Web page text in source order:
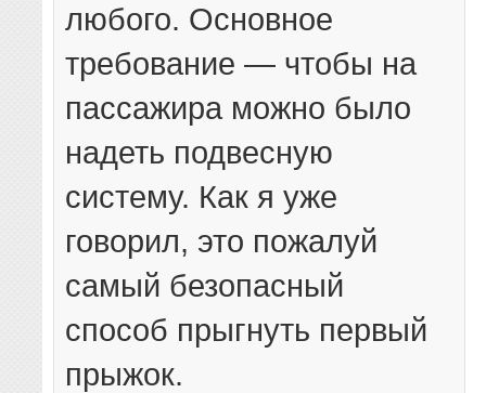
любого. Основное
требование — чтобы на
пассажира можно было
надеть подвесную
систему. Как я уже
говорил, это пожалуй
самый безопасный
способ прыгнуть первый
прыжок.